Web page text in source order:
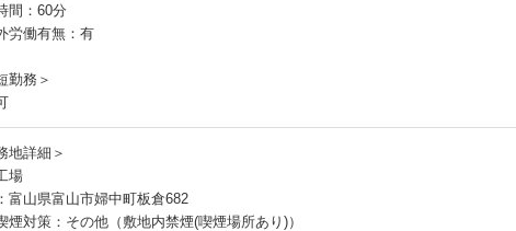
間：60分
労働有無：有
勤務＞
地詳細＞
場
富山県富山市婦中町板倉682
煙対策：その他（敷地内禁煙(喫煙場所あり)）